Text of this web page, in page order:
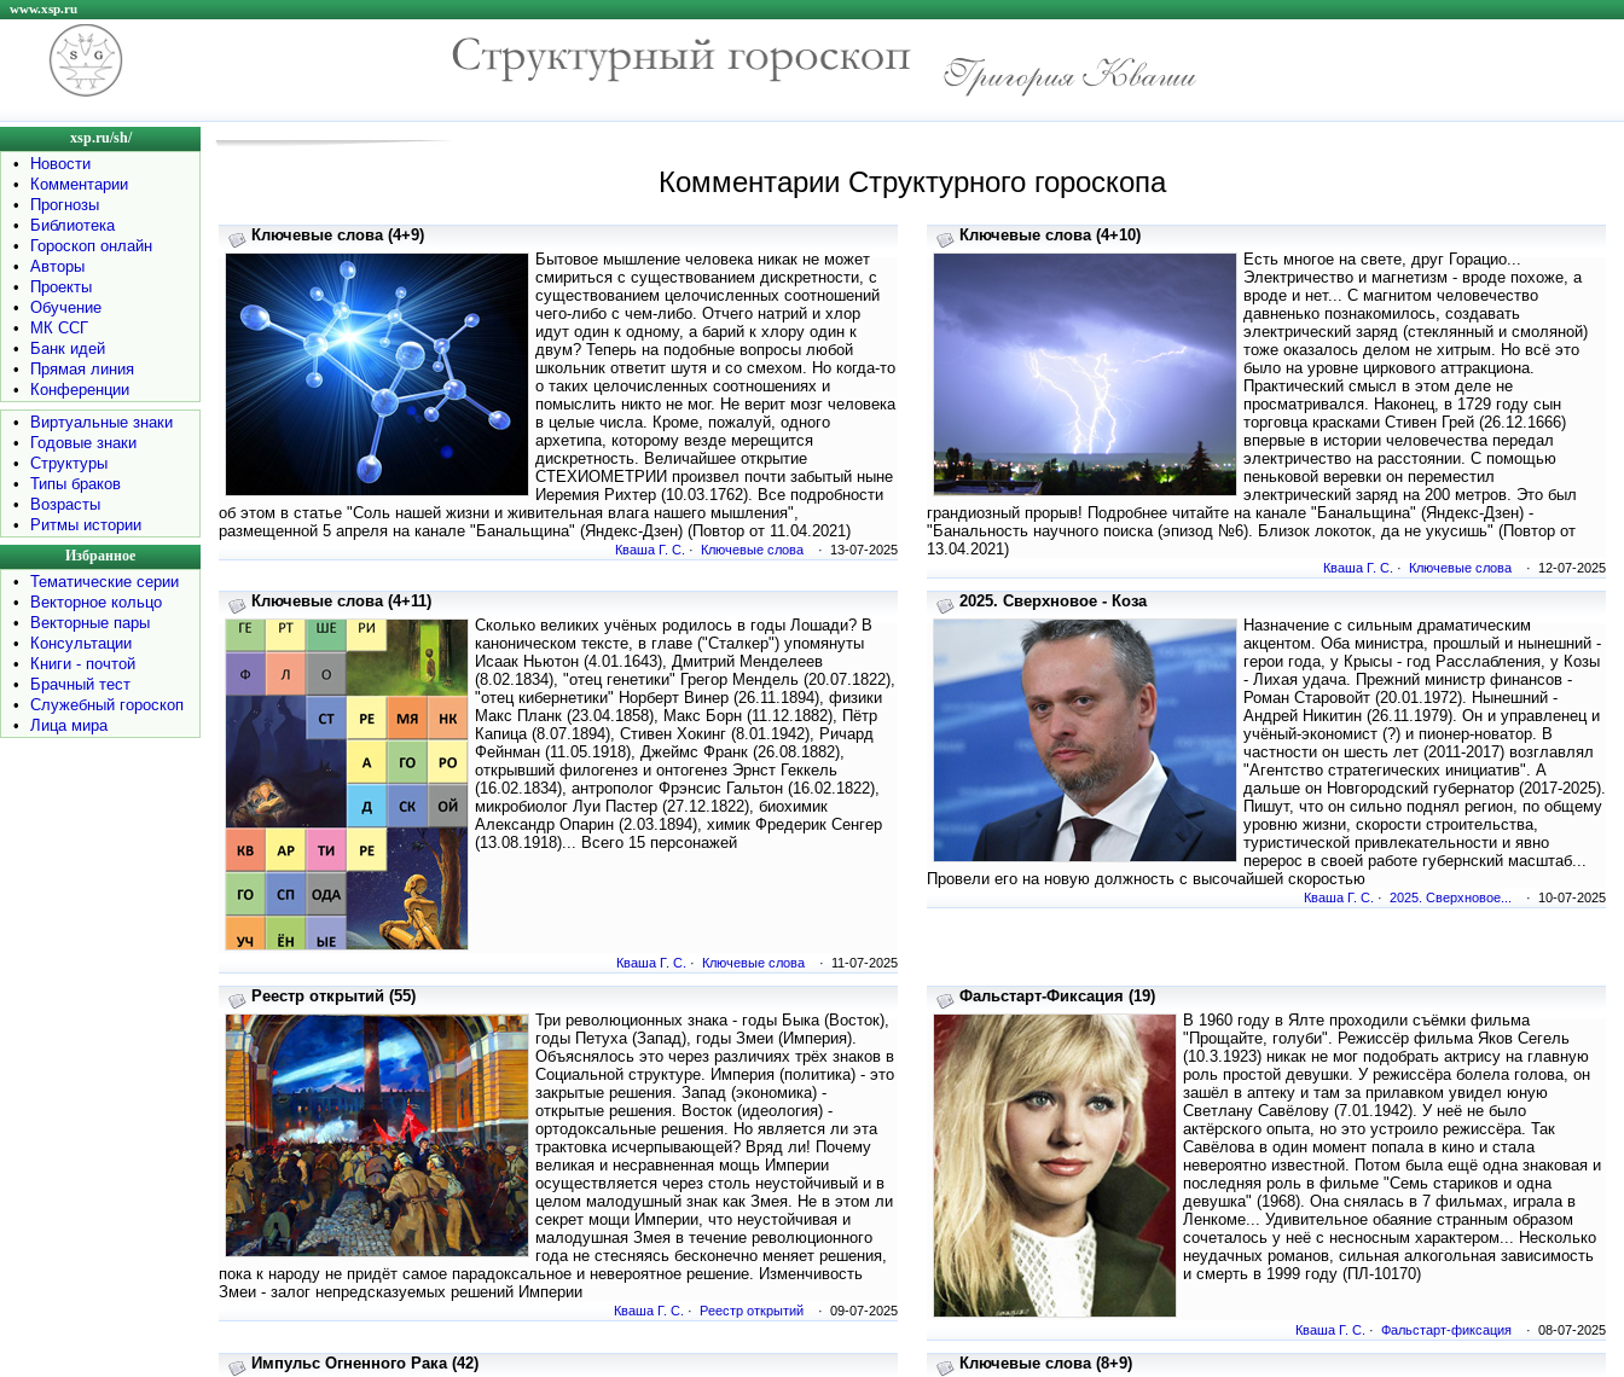
www.xsp.ru
xsp.ru/sh/
•
Новости
•
Комментарии
•
Прогнозы
•
Библиотека
•
Гороскоп онлайн
•
Авторы
•
Проекты
•
Обучение
•
МК ССГ
•
Банк идей
•
Прямая линия
•
Конференции
•
Виртуальные знаки
•
Годовые знаки
•
Структуры
•
Типы браков
•
Возрасты
•
Ритмы истории
Избранное
•
Тематические серии
•
Векторное кольцо
•
Векторные пары
•
Консультации
•
Книги - почтой
•
Брачный тест
•
Служебный гороскоп
•
Лица мира
Комментарии Структурного гороскопа
Ключевые слова (4+9)
Бытовое мышление человека никак не может
смириться с существованием дискретности, с
существованием целочисленных соотношений
чего-либо с чем-либо. Отчего натрий и хлор
идут один к одному, а барий к хлору один к
двум? Теперь на подобные вопросы любой
школьник ответит шутя и со смехом. Но когда-то
о таких целочисленных соотношениях и
помыслить никто не мог. Не верит мозг человека
в целые числа. Кроме, пожалуй, одного
архетипа, которому везде мерещится
дискретность. Величайшее открытие
СТЕХИОМЕТРИИ произвел почти забытый ныне
Иеремия Рихтер (10.03.1762). Все подробности
об этом в статье "Соль нашей жизни и живительная влага нашего мышления",
размещенной 5 апреля на канале "Банальщина" (Яндекс-Дзен) (Повтор от 11.04.2021)
Кваша Г. С. · Ключевые слова · 13-07-2025
Ключевые слова (4+10)
Есть многое на свете, друг Горацио...
Электричество и магнетизм - вроде похоже, а
вроде и нет... С магнитом человечество
давненько познакомилось, создавать
электрический заряд (стеклянный и смоляной)
тоже оказалось делом не хитрым. Но всё это
было на уровне циркового аттракциона.
Практический смысл в этом деле не
просматривался. Наконец, в 1729 году сын
торговца красками Стивен Грей (26.12.1666)
впервые в истории человечества передал
электричество на расстоянии. С помощью
пеньковой веревки он переместил
электрический заряд на 200 метров. Это был
грандиозный прорыв! Подробнее читайте на канале "Банальщина" (Яндекс-Дзен) -
"Банальность научного поиска (эпизод №6). Близок локоток, да не укусишь" (Повтор от
13.04.2021)
Кваша Г. С. · Ключевые слова · 12-07-2025
Ключевые слова (4+11)
Сколько великих учёных родилось в годы Лошади? В
каноническом тексте, в главе ("Сталкер") упомянуты
Исаак Ньютон (4.01.1643), Дмитрий Менделеев
(8.02.1834), "отец генетики" Грегор Мендель (20.07.1822),
"отец кибернетики" Норберт Винер (26.11.1894), физики
Макс Планк (23.04.1858), Макс Борн (11.12.1882), Пётр
Капица (8.07.1894), Стивен Хокинг (8.01.1942), Ричард
Фейнман (11.05.1918), Джеймс Франк (26.08.1882),
открывший филогенез и онтогенез Эрнст Геккель
(16.02.1834), антрополог Фрэнсис Гальтон (16.02.1822),
микробиолог Луи Пастер (27.12.1822), биохимик
Александр Опарин (2.03.1894), химик Фредерик Сенгер
(13.08.1918)... Всего 15 персонажей
Кваша Г. С. · Ключевые слова · 11-07-2025
2025. Сверхновое - Коза
Назначение с сильным драматическим
акцентом. Оба министра, прошлый и нынешний -
герои года, у Крысы - год Расслабления, у Козы
- Лихая удача. Прежний министр финансов -
Роман Старовойт (20.01.1972). Нынешний -
Андрей Никитин (26.11.1979). Он и управленец и
учёный-экономист (?) и пионер-новатор. В
частности он шесть лет (2011-2017) возглавлял
"Агентство стратегических инициатив". А
дальше он Новгородский губернатор (2017-2025).
Пишут, что он сильно поднял регион, по общему
уровню жизни, скорости строительства,
туристической привлекательности и явно
перерос в своей работе губернский масштаб...
Провели его на новую должность с высочайшей скоростью
Кваша Г. С. · 2025. Сверхновое... · 10-07-2025
Реестр открытий (55)
Три революционных знака - годы Быка (Восток),
годы Петуха (Запад), годы Змеи (Империя).
Объяснялось это через различиях трёх знаков в
Социальной структуре. Империя (политика) - это
закрытые решения. Запад (экономика) -
открытые решения. Восток (идеология) -
ортодоксальные решения. Но является ли эта
трактовка исчерпывающей? Вряд ли! Почему
великая и несравненная мощь Империи
осуществляется через столь неустойчивый и в
целом малодушный знак как Змея. Не в этом ли
секрет мощи Империи, что неустойчивая и
малодушная Змея в течение революционного
года не стесняясь бесконечно меняет решения,
пока к народу не придёт самое парадоксальное и невероятное решение. Изменчивость
Змеи - залог непредсказуемых решений Империи
Кваша Г. С. · Реестр открытий · 09-07-2025
Фальстарт-Фиксация (19)
В 1960 году в Ялте проходили съёмки фильма
"Прощайте, голуби". Режиссёр фильма Яков Сегель
(10.3.1923) никак не мог подобрать актрису на главную
роль простой девушки. У режиссёра болела голова, он
зашёл в аптеку и там за прилавком увидел юную
Светлану Савёлову (7.01.1942). У неё не было
актёрского опыта, но это устроило режиссёра. Так
Савёлова в один момент попала в кино и стала
невероятно известной. Потом была ещё одна знаковая и
последняя роль в фильме "Семь стариков и одна
девушка" (1968). Она снялась в 7 фильмах, играла в
Ленкоме... Удивительное обаяние странным образом
сочеталось у неё с несносным характером... Несколько
неудачных романов, сильная алкогольная зависимость
и смерть в 1999 году (ПЛ-10170)
Кваша Г. С. · Фальстарт-фиксация · 08-07-2025
Импульс Огненного Рака (42)
Ключевые слова (8+9)